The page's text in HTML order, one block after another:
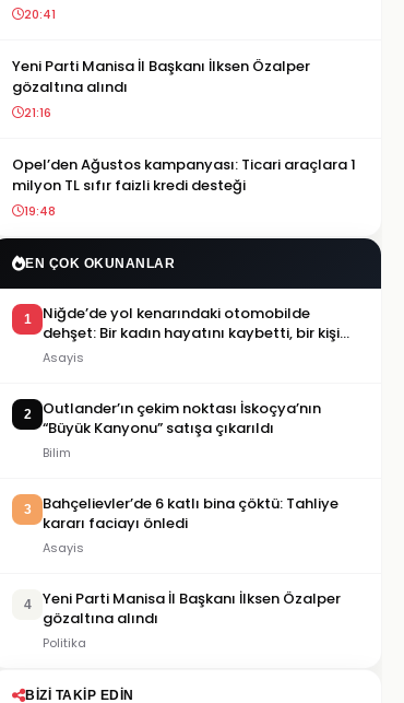
20:41
Yeni Parti Manisa İl Başkanı İlksen Özalper
gözaltına alındı
21:16
Opel’den Ağustos kampanyası: Ticari araçlara 1
milyon TL sıfır faizli kredi desteği
19:48
EN ÇOK OKUNANLAR
1
Niğde’de yol kenarındaki otomobilde
dehşet: Bir kadın hayatını kaybetti, bir kişi
ağır yaralandı
Asayis
2
Outlander’ın çekim noktası İskoçya’nın
“Büyük Kanyonu” satışa çıkarıldı
Bilim
3
Bahçelievler’de 6 katlı bina çöktü: Tahliye
kararı faciayı önledi
Asayis
4
Yeni Parti Manisa İl Başkanı İlksen Özalper
gözaltına alındı
Politika
BIZI TAKIP EDIN